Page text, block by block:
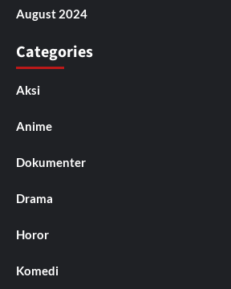
August 2024
Categories
Aksi
Anime
Dokumenter
Drama
Horor
Komedi